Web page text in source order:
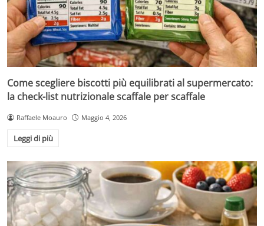
Come scegliere biscotti più equilibrati al supermercato:
la check-list nutrizionale scaffale per scaffale
Raffaele Moauro Maggio 4, 2026
Leggi di più